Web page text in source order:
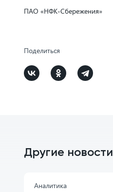
ПАО «НФК-Сбережения»
Поделиться
Другие новости
Аналитика